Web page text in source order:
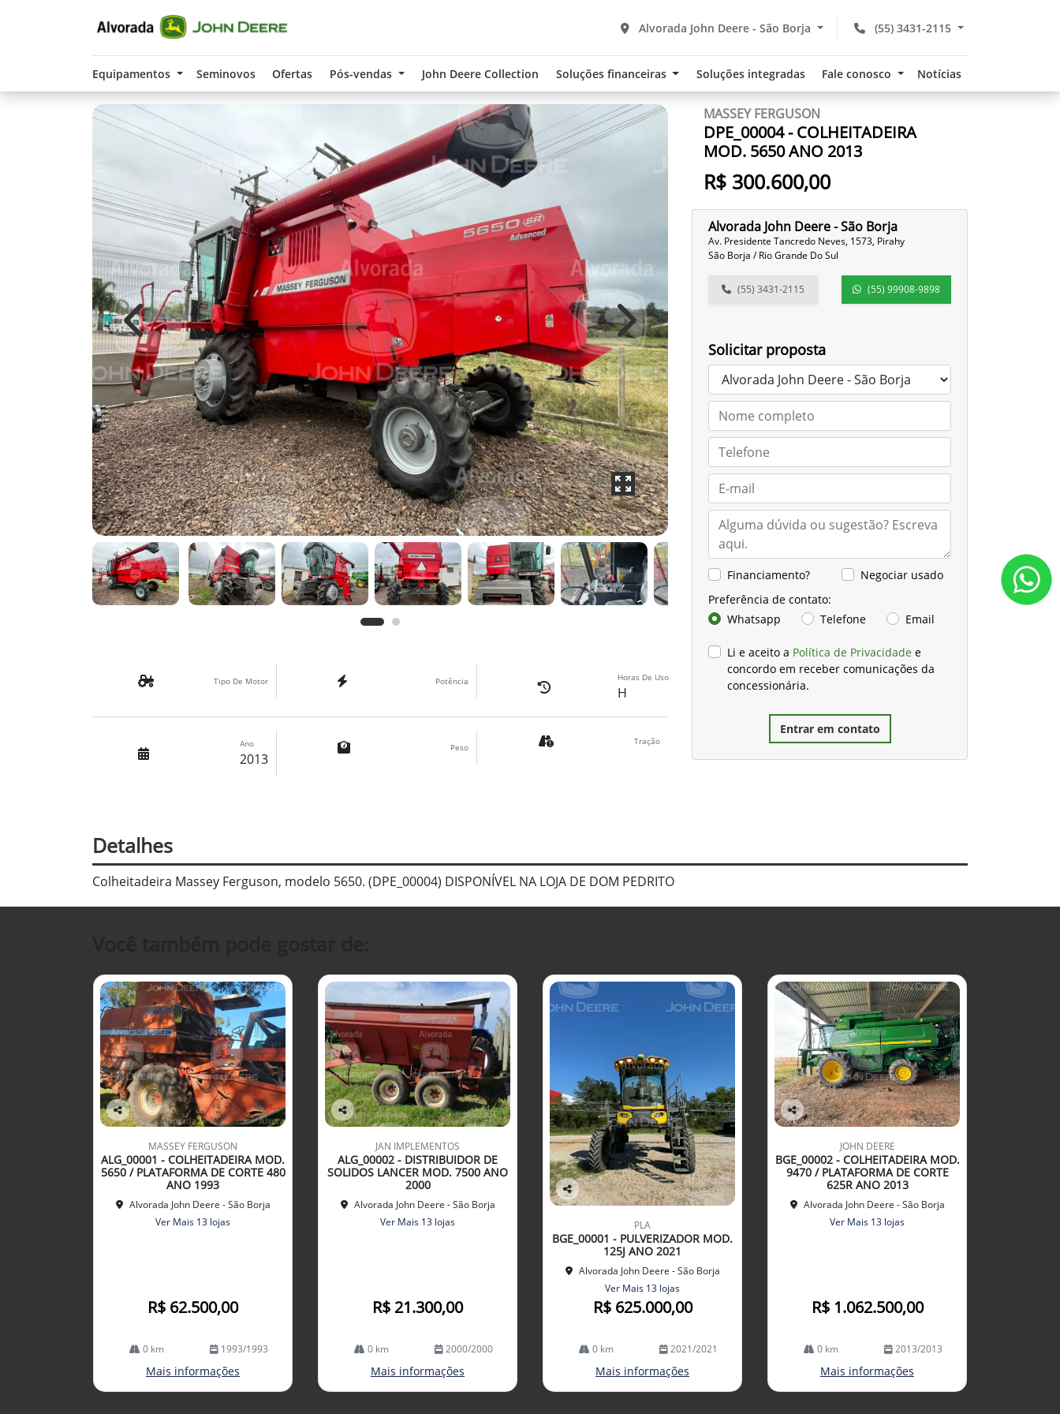
(55) 3431-2115
Alvorada John Deere - São Borja
Equipamentos Seminovos Ofertas Pós-vendas John Deere Collection Soluções financeiras Soluções integradas Fale conosco Notícias
MASSEY FERGUSON
DPE_00004 - COLHEITADEIRA
MOD. 5650 ANO 2013
R$ 300.600,00
Alvorada John Deere - São Borja
Av. Presidente Tancredo Neves, 1573, Pirahy
São Borja / Rio Grande Do Sul
(55) 3431-2115 (55) 99908-9898
Solicitar proposta
Financiamento?
Negociar usado
Preferência de contato:
Whatsapp
Telefone Email
Li e aceito a Política de Privacidade e
concordo em receber comunicações da
concessionária.
Entrar em contato
Previous Next
Tipo De Motor Potência Horas De Uso
H
Ano
2013
Peso
Tração
Detalhes
Colheitadeira Massey Ferguson, modelo 5650. (DPE_00004) DISPONÍVEL NA LOJA DE DOM PEDRITO
Co
arti
lhe
MASSEY FERGUSON
ALG_00001 - COLHEITADEIRA MOD.
5650 / PLATAFORMA DE CORTE 480
ANO 1993
Alvorada John Deere - São Borja
Ver Mais 13 lojas
R$ 62.500,00
0 km 1993/1993
Mais informações
Co
arti
lhe
JAN IMPLEMENTOS
ALG_00002 - DISTRIBUIDOR DE
SOLIDOS LANCER MOD. 7500 ANO
2000
Alvorada John Deere - São Borja
Ver Mais 13 lojas
R$ 21.300,00
0 km 2000/2000
Mais informações
Co
arti
lhe
PLA
BGE_00001 - PULVERIZADOR MOD.
125J ANO 2021
Alvorada John Deere - São Borja
Ver Mais 13 lojas
R$ 625.000,00
0 km 2021/2021
Mais informações
Co
arti
lhe
JOHN DEERE
BGE_00002 - COLHEITADEIRA MOD.
9470 / PLATAFORMA DE CORTE
625R ANO 2013
Alvorada John Deere - São Borja
Ver Mais 13 lojas
R$ 1.062.500,00
0 km 2013/2013
Mais informações